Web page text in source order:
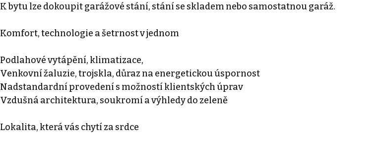
K bytu lze dokoupit garážové stání, stání se skladem nebo samostatnou garáž.
Komfort, technologie a šetrnost v jednom
Podlahové vytápění, klimatizace,
Venkovní žaluzie, trojskla, důraz na energetickou úspornost
Nadstandardní provedení s možností klientských úprav
Vzdušná architektura, soukromí a výhledy do zeleně
Lokalita, která vás chytí za srdce